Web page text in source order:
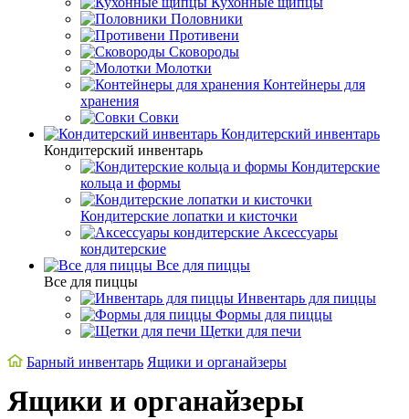
Половники
Противени
Сковороды
Молотки
Контейнеры для
хранения
Совки
Кондитерский инвентарь
Кондитерский инвентарь
Кондитерские
кольца и формы
Кондитерские лопатки и кисточки
Аксессуары
кондитерские
Все для пиццы
Все для пиццы
Инвентарь для пиццы
Формы для пиццы
Щетки для печи
Барный инвентарь Ящики и органайзеры
Ящики и органайзеры